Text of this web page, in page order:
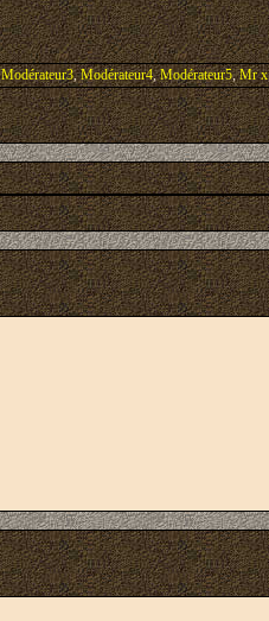
Modérateur3,Modérateur4,Modérateur5,Mr x